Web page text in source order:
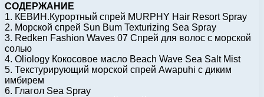
СОДЕРЖАНИЕ
1. КЕВИН.Курортный спрей MURPHY Hair Resort Spray
2. Морской спрей Sun Bum Texturizing Sea Spray
3. Redken Fashion Waves 07 Спрей для волос с морской
солью
4. Oliology Кокосовое масло Beach Wave Sea Salt Mist
5. Текстурирующий морской спрей Awapuhi с диким
имбирем
6. Глагол Sea Spray